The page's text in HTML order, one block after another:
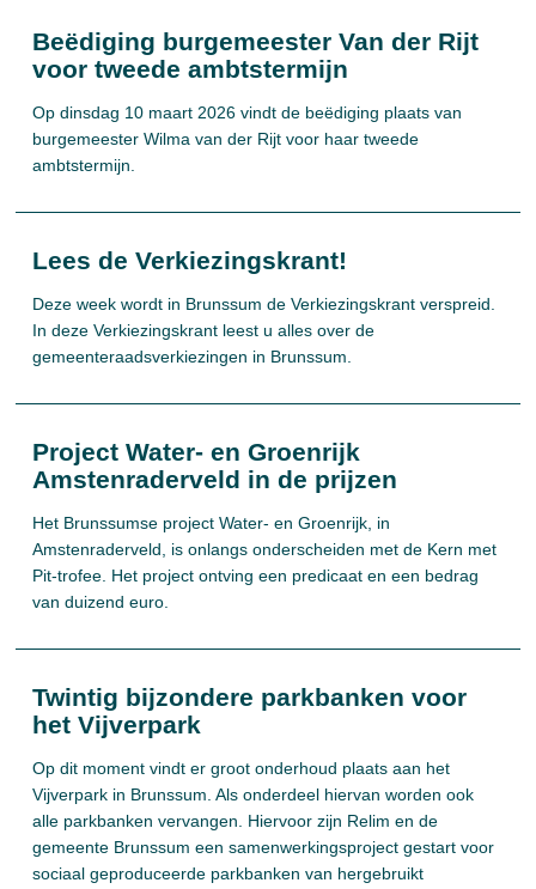
Beëdiging burgemeester Van der Rijt
voor tweede ambtstermijn
Op dinsdag 10 maart 2026 vindt de beëdiging plaats van
burgemeester Wilma van der Rijt voor haar tweede
ambtstermijn.
Lees de Verkiezingskrant!
Deze week wordt in Brunssum de Verkiezingskrant verspreid.
In deze Verkiezingskrant leest u alles over de
gemeenteraadsverkiezingen in Brunssum.
Project Water- en Groenrijk
Amstenraderveld in de prijzen
Het Brunssumse project Water- en Groenrijk, in
Amstenraderveld, is onlangs onderscheiden met de Kern met
Pit-trofee. Het project ontving een predicaat en een bedrag
van duizend euro.
Twintig bijzondere parkbanken voor
het Vijverpark
Op dit moment vindt er groot onderhoud plaats aan het
Vijverpark in Brunssum. Als onderdeel hiervan worden ook
alle parkbanken vervangen. Hiervoor zijn Relim en de
gemeente Brunssum een samenwerkingsproject gestart voor
sociaal geproduceerde parkbanken van hergebruikt